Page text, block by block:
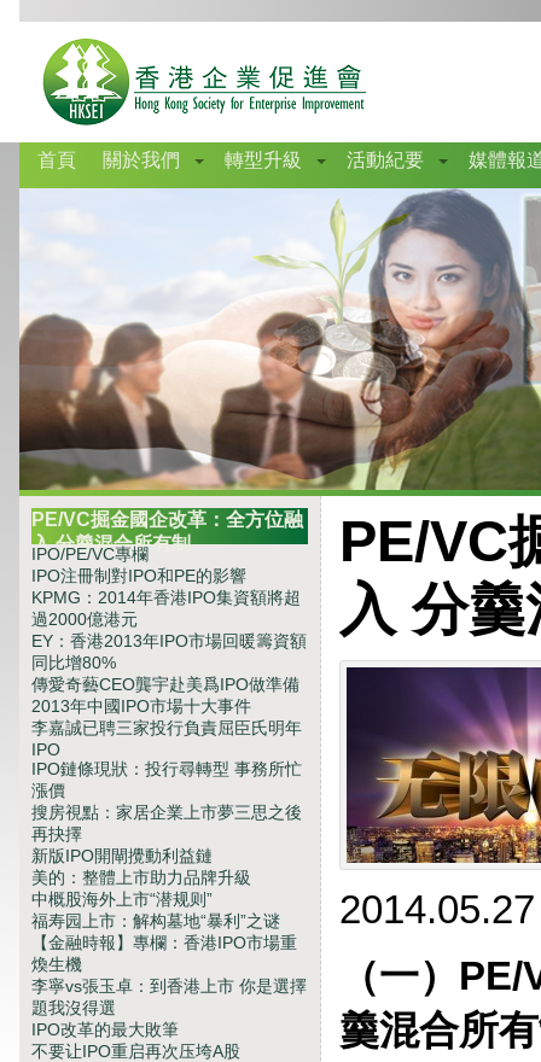
首頁 關於我們 轉型升級 活動紀要 媒體報
PE/VC掘金國企改革：全方位融
入 分羹混合所有制
IPO/PE/VC專欄
IPO注冊制對IPO和PE的影響
KPMG：2014年香港IPO集資額將超
過2000億港元
EY：香港2013年IPO市場回暖籌資額
同比增80%
傳愛奇藝CEO龔宇赴美爲IPO做準備
2013年中國IPO市場十大事件
李嘉誠已聘三家投行負責屈臣氏明年
IPO
IPO鏈條現狀：投行尋轉型 事務所忙
漲價
搜房視點：家居企業上市夢三思之後
再抉擇
新版IPO開閘攪動利益鏈
美的：整體上市助力品牌升級
中概股海外上市“潜规则”
福寿园上市：解构墓地“暴利”之谜
【金融時報】專欄：香港IPO市場重
煥生機
李寧vs張玉卓：到香港上市 你是選擇
題我沒得選
IPO改革的最大敗筆
不要让IPO重启再次压垮A股
PE/VC
入 分
2014.05.27
（一）
羹混合所